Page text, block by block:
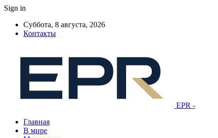
Sign in
Суббота, 8 августа, 2026
Контакты
EPR -
Главная
В мире